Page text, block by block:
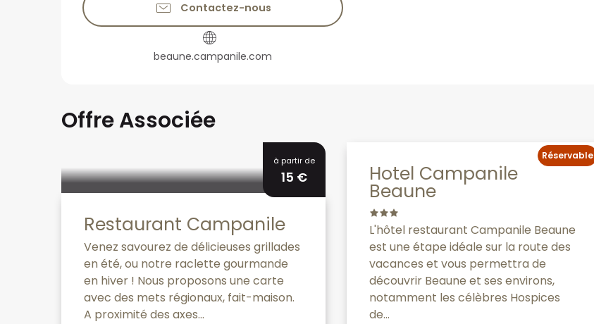
Contactez-nous
beaune.campanile.com
Offre Associée
à partir de
15 €
Restaurant Campanile
Venez savourez de délicieuses grillades
en été, ou notre raclette gourmande
en hiver ! Nous proposons une carte
avec des mets régionaux, fait-maison.
A proximité des axes...
Hotel Campanile
Beaune
L'hôtel restaurant Campanile Beaune
est une étape idéale sur la route des
vacances et vous permettra de
découvrir Beaune et ses environs,
notamment les célèbres Hospices
de...
Réservable